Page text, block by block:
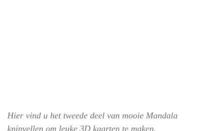
Hier vind u het tweede deel van mooie Mandala
knipvellen om leuke 3D kaarten te maken.